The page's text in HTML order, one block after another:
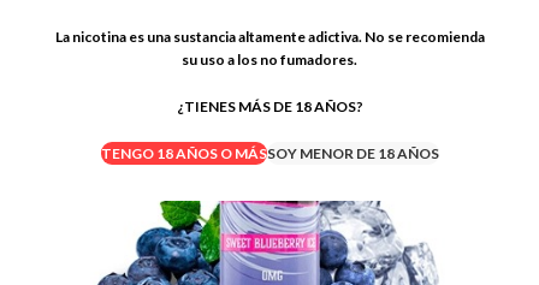
La nicotina es una sustancia altamente adictiva. No se recomienda
su uso a los no fumadores.
¿TIENES MÁS DE 18 AÑOS?
TENGO 18 AÑOS O MÁSSOY MENOR DE 18 AÑOS